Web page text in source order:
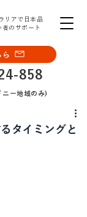
リアで日本品
のサポート
ら
858
ー地域のみ)
タイミングと